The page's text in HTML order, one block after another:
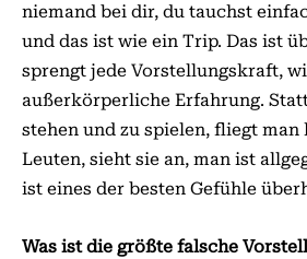
niemand bei dir, du tauchst
und das ist wie ein Trip. Das ist
sprengt jede Vorstellungskraft,
außerkörperliche Erfahrung.
stehen und zu spielen, fliegt man
Leuten, sieht sie an, man ist
ist eines der besten Gefühle
Was ist die größte falsche